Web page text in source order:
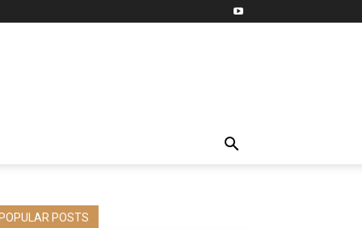
POPULAR POSTS